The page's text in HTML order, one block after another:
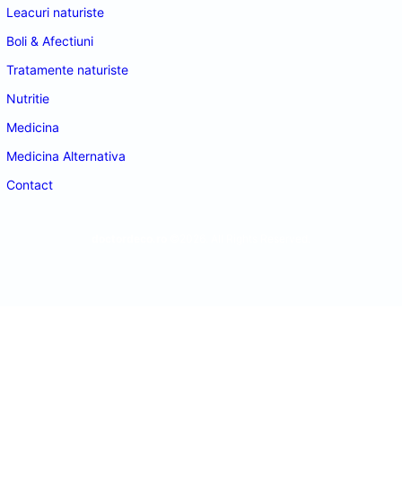
Leacuri naturiste
Boli & Afectiuni
Tratamente naturiste
Nutritie
Medicina
Medicina Alternativa
Contact